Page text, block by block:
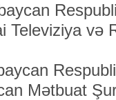
Televiziya və
Mətbuat